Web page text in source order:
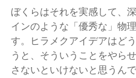
ぼくらはそれを実感して、
インのような「優秀な」物
す。ヒラメクアイデアはど
うと、そういうことをやら
さないといけないと思うん